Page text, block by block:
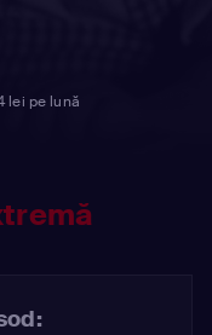
lei pe lună